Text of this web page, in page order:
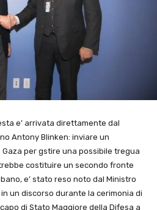
e’ arrivata direttamente dal
Antony Blinken: inviare un
per gstire una possibile tregua
costituire un secondo fronte
e’ stato reso noto dal Ministro
un discorso durante la cerimonia di
di Stato Maggiore della Difesa a